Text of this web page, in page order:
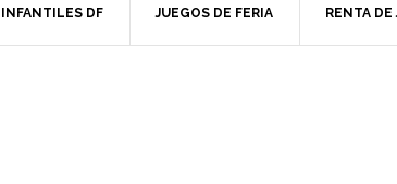
INFANTILES DF JUEGOS DE FERIA RENTA DE